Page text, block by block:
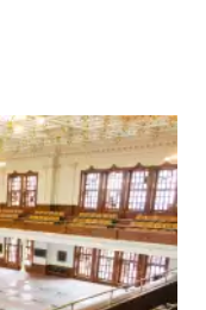
راڈیو صدای زندگی شنونده های عزیز سلام شما آواز ما را از راڈیو صدای زندگی می شنوید که هر صبح روی موج کوتای 49 متر بند پخش می گردد رنگ زندگی شنونده های ارجومنت و بهشبه های برنامه رنگ زندگی سلام ها و دروده های گرم ما و سایر کارکناغ راڈیو صدای زندگی را بپذیرین یکانه آرزوی ماست که هر کدام شما عزیز ها زندگی خوش و آرام را در پیش داشته باشین امید که از گزند روزگار در امان باشین دوست های زید امیدوار هستم که سلام های ما را بپذیرین شنونده های ارجومنت تاور که شما می دانید ما در برنامه رنگ زندگی در مورد مسائل اجتماعی و خانودگی می پردازیم دوست های ارجومنت تاور که شما می دانید مجلس نمایندگان یعنی پارلمان وظیفش ای است که قانون بسازه و قانون در جامعه تطبیق بکنه ولی بعض وقت هواده سرخ می ده که خود از اینا که قانون می سازن عملا خودشان قانون را نخص می کنند خوب دوست های ارجومنت مطلب که دمی زمینه تحیه شده بیاین به این مطلب گوشت بتیم و بعدا در موردش صحبت می کنیم مجلس نمایندگان مجلس نمایندگان در یک اقدام بی پیشینه مسعود اندرابی سرپرست وزارت امور داخله و معاون شورای امنیت ملی کشوره در یک نشست استثنائی از طرف شب احزار کردن این اقدام بی سابقه مجلس نمایندگان واکنش های متفاوت را در پی داشته هست دلیل احزار شبانگام مقامای بلندپایه امنیتی در مجلس نمایندگان بر خرد احانتامیز سربازان امنیتی با اعضای این مجلس عنوان شده هست مجلس نمایندگان در حال مقامای بلندپایه امنیتی را جمع شب در یک نشست استراری با مجلس فرا خوندن که حوالی ساعت پنجونیمه شام جمعه نرندر سنگ خالصه یکان نماینده ایندوها و سکا در مجلس نمایندگان امرا با مریم سلمانخیل و شمار از اعضای دگه ای مجلس در یک ایست بازرسی در جاده پلوچرخی توقف داده شدن آقای خالصه در یک صحبت گفت که ما و هشت وضوه مجلس می خواستیم برای مراسم فاتحه برویم اما در نزدیکی ریاست گمرک کابل از مربوطات ناهی نهوم شهر کابل توقف داده شدیم و مورد بازرسی سربازان امنیتی قرار گرفتیم آقای خالصه می افضایی سربازان که واسط نقیه و محافظانشانه بررسیمی کدن او را از موتر پیاده کدن و به محافظانشان نیز دشنام می دادن اعضای مجلس نمایندگان می گن ای برخورد نامناسب سربازای امنیتی با آقای خالصه سبب شده که مریم سلیمانخیل وضوه دگه مجلس نمایندگان از موترش پیاده شوه و جلوی ای برخورد نامناسب معموران ایست بازرسی را بگیره اما با برخورد فیزیکی سربازان امنیتی روبرو شده است به سخن اونا پس از ای برخورد درگیری فیزیکی میان محافظان اعضای مجلس نمایندگان و سربازان امنیتی شدت گرفته در نتیجه اون دو محافظ نرندرسنگ خالصه مورد لطوکوب قرار گرفتن آقای خالصه ده ای باره میگه پس از ای روی داد با اعضای دگه مجلس ده تماس شده و تصمیم گرفته شد که نمایندگان در نزدیکی محل روی داد تجمع کنند تجمع در جاده پل چرخی کابل حدود 5 ساعت طول کشیده و در ای جریان جاده نیز بروی ترافیق بسته شده است اعضای مجلس نمایندگان میگن سرانجام تصمیم گرفته شد تا یک نشست عمومی برگزار شد و مسئولان ارشد امنیتی بر پاسخ گویی در این مورد حضور یابن آنچنان که نمایندگان مجلس میگن سرپرست وزارت امور داخله امرو با معاون شروع امنیت ملی حوالی ساعت یازدو نیمه شب به مجلس رسیدن و ای جلسه تا حوالی ساعت یک و نیمه بامداد روز شنبه ادامه یافته است اما یک منبعی معتبر امنیتی که نخواست نام از او برده شده میگه وسایت نقلی این اعضای مجلس به دلیل داشتن شیشه های سیاه در ایست بازرسی توقف داده شدن به گفته او انگامه که نیروه های امنیتی قصد پاک کدن شیشه های سیاه این واسطه ها رو داشتن اعضای مجلس نمایندگان به محافظانشان دستور دادن که در حالت آماده باش قرار بگیرن از امی رو میان نیروه های امنیتی و محافظان نمایندگان مجلس درگیری صورت گرفته هست اعضای مجلس نمایندگان اما این ادعا رو رد می کنن با این وضع شهروندان پای تخت دوا کنش به برگزاری جلسه